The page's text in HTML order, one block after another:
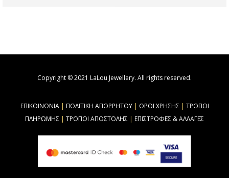
Copyright © 2021 LaLou Jewellery. All rights reserved.
ΕΠΙΚΟΙΝΩΝΙΑ | ΠΟΛΙΤΙΚΗ ΑΠΟΡΡΗΤΟΥ | ΟΡΟΙ ΧΡΗΣΗΣ | ΤΡΟΠΟΙ
ΠΛΗΡΩΜΗΣ | ΤΡΟΠΟΙ ΑΠΟΣΤΟΛΗΣ | ΕΠΙΣΤΡΟΦΕΣ & ΑΛΛΑΓΕΣ